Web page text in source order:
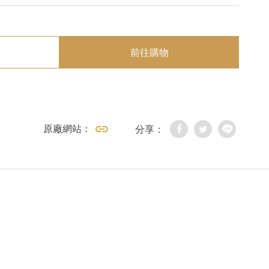
前往購物
原廠網站： 分享：